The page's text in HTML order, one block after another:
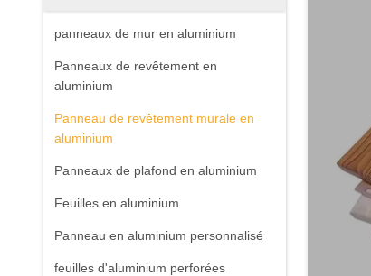
panneaux de mur en aluminium
Panneaux de revêtement en
aluminium
Panneau de revêtement murale en
aluminium
Panneaux de plafond en aluminium
Feuilles en aluminium
Panneau en aluminium personnalisé
feuilles d'aluminium perforées